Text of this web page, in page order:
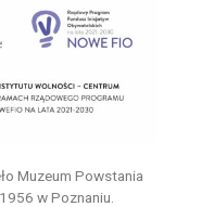
Muzeum Powstania
w Poznaniu.